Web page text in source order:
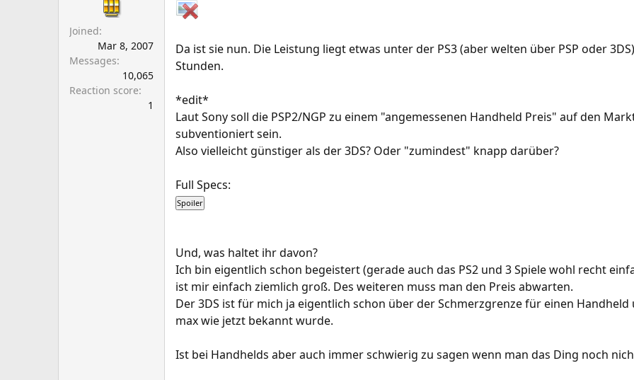
t
r
e
Joined
Mar 8, 2007
Messages
10,065
Reaction score
1
Da ist sie nun. Die Leistung liegt etwas unter der PS3 (aber welten über PSP oder
Stunden.
*edit*
Laut Sony soll die PSP2/NGP zu einem "angemessenen Handheld Preis" auf den
subventioniert sein.
Also vielleicht günstiger als der 3DS? Oder "zumindest" knapp darüber?
Full Specs:
Und, was haltet ihr davon?
Ich bin eigentlich schon begeistert (gerade auch das PS2 und 3 Spiele wohl recht
ist mir einfach ziemlich groß. Des weiteren muss man den Preis abwarten.
Der 3DS ist für mich ja eigentlich schon über der Schmerzgrenze für einen
max wie jetzt bekannt wurde.
Ist bei Handhelds aber auch immer schwierig zu sagen wenn man das Ding noch